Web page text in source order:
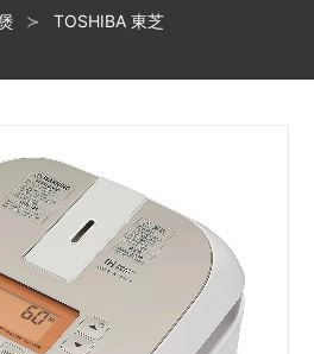
TOSHIBA 東芝